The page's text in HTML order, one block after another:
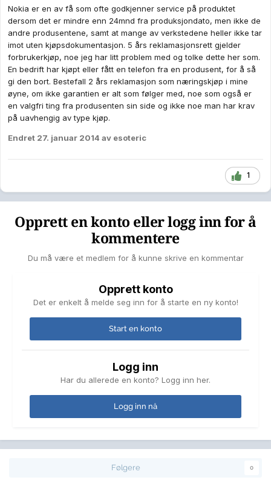
Nokia er en av få som ofte godkjenner service på produktet
dersom det er mindre enn 24mnd fra produksjondato, men ikke de
andre produsentene, samt at mange av verkstedene heller ikke tar
imot uten kjøpsdokumentasjon. 5 års reklamasjonsrett gjelder
forbrukerkjøp, noe jeg har litt problem med og tolke dette her som.
En bedrift har kjøpt eller fått en telefon fra en produsent, for å så
gi den bort. Bestefall 2 års reklamasjon som næringskjøp i mine
øyne, om ikke garantien er alt som følger med, noe som også er
en valgfri ting fra produsenten sin side og ikke noe man har krav
på uavhengig av type kjøp.
Endret 27. januar 2014 av esoteric
1
Opprett en konto eller logg inn for å
kommentere
Du må være et medlem for å kunne skrive en kommentar
Opprett konto
Det er enkelt å melde seg inn for å starte en ny konto!
Start en konto
Logg inn
Har du allerede en konto? Logg inn her.
Logg inn nå
Følgere 0